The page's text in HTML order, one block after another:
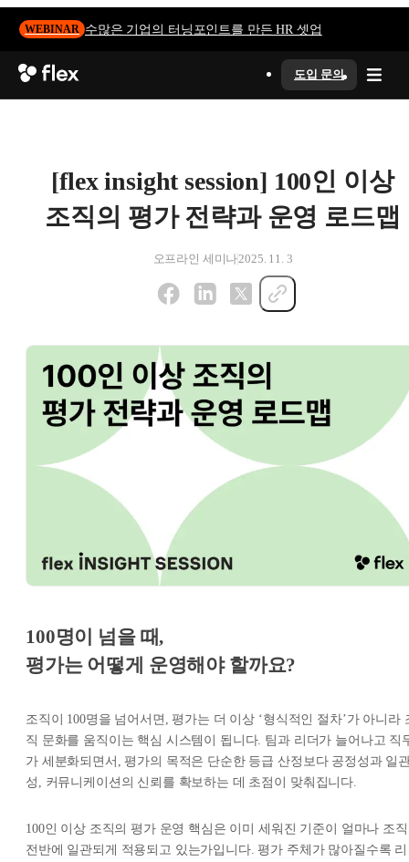
WEBINAR 수많은 기업의 터닝포인트를 만든 HR 셋업
도입 문의
[flex insight session] 100인 이상
조직의 평가 전략과 운영 로드맵
오프라인 세미나2025. 11. 3
100명이 넘을 때,
평가는 어떻게 운영해야 할까요?
조직이 100명을 넘어서면, 평가는 더 이상 ‘형식적인 절차’가 아니라
직 문화를 움직이는 핵심 시스템이 됩니다. 팀과 리더가 늘어나고 직
가 세분화되면서, 평가의 목적은 단순한 등급 산정보다 공정성과 일
성, 커뮤니케이션의 신뢰를 확보하는 데 초점이 맞춰집니다.
100인 이상 조직의 평가 운영 핵심은 이미 세워진 기준이 얼마나 조직
전반에 일관되게 적용되고 있는가입니다. 평가 주체가 많아질수록 리